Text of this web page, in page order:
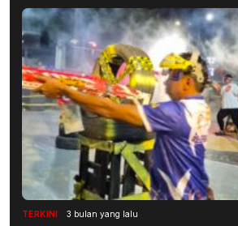
TERKINI 3 bulan yang lalu